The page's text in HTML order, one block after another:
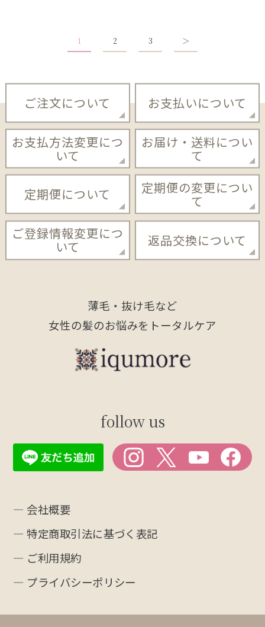
1 2 3 ＞
ご注文について お支払いについて
お支払方法変更につ
いて
お届け・送料につい
て
定期便について 定期便の変更につい
て
ご登録情報変更につ
いて 返品交換について
薄毛・抜け毛など
女性の髪のお悩みをトータルケア
follow us
― 会社概要
― 特定商取引法に基づく表記
― ご利用規約
― プライバシーポリシー